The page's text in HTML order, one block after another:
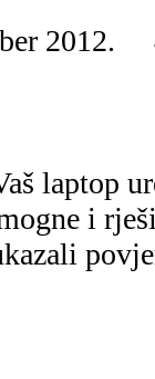
2012.
laptop
i